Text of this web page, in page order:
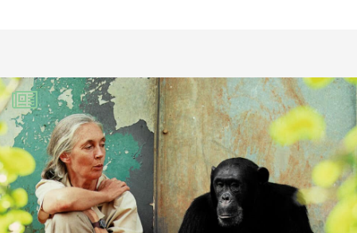
comment affirmé que les chasseurs
gère la biodiversité alors qu’en France
par exemple ont tue des espèces
migratrices qui son protégés dans leurs
pays d’origine … Ou encore mieux en
lachant du « gibier » la veille de